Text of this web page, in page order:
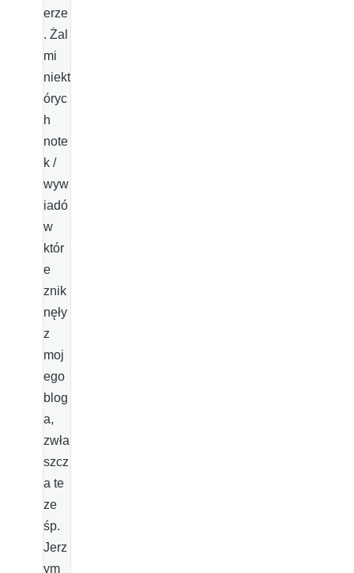
erze
. Żal
mi
niekt
óryc
h
note
k /
wyw
iadó
w
któr
e
znik
nęły
z
moj
ego
blog
a,
zwła
szcz
a te
ze
śp.
Jerz
ym